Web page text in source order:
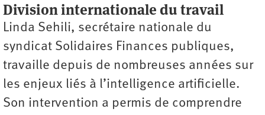
Division internationale du travail
Linda Sehili, secrétaire nationale du
syndicat Solidaires Finances publiques,
travaille depuis de nombreuses années sur
les enjeux liés à l’intelligence artificielle.
Son intervention a permis de comprendre